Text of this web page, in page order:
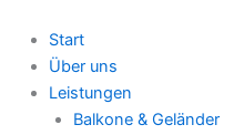
Inhalt
springen
Start
Über uns
Leistungen
Balkone & Geländer